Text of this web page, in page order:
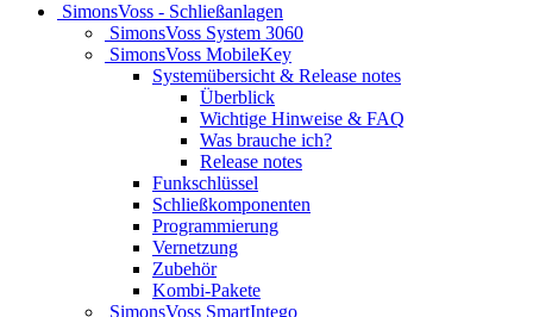
SimonsVoss - Schließanlagen
SimonsVoss System 3060
SimonsVoss MobileKey
Systemübersicht & Release notes
Überblick
Wichtige Hinweise & FAQ
Was brauche ich?
Release notes
Funkschlüssel
Schließkomponenten
Programmierung
Vernetzung
Zubehör
Kombi-Pakete
SimonsVoss SmartIntego